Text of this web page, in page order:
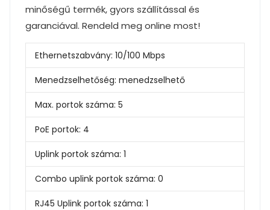
minőségű termék, gyors szállítással és
garanciával. Rendeld meg online most!
Ethernetszabvány: 10/100 Mbps
Menedzselhetőség: menedzselhető
Max. portok száma: 5
PoE portok: 4
Uplink portok száma: 1
Combo uplink portok száma: 0
RJ45 Uplink portok száma: 1